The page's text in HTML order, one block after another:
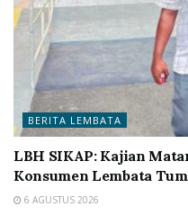
BERITA LEMBATA
LBH SIKAP: Kajian
Konsumen Lembata
6 AGUSTUS 2026